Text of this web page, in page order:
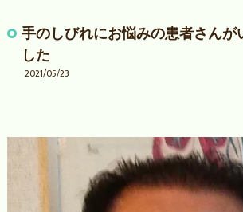
手のしびれにお悩みの患者さんが
した
2021/05/23